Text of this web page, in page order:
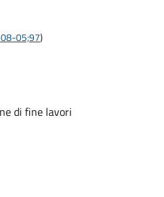
05;97)
di fine lavori